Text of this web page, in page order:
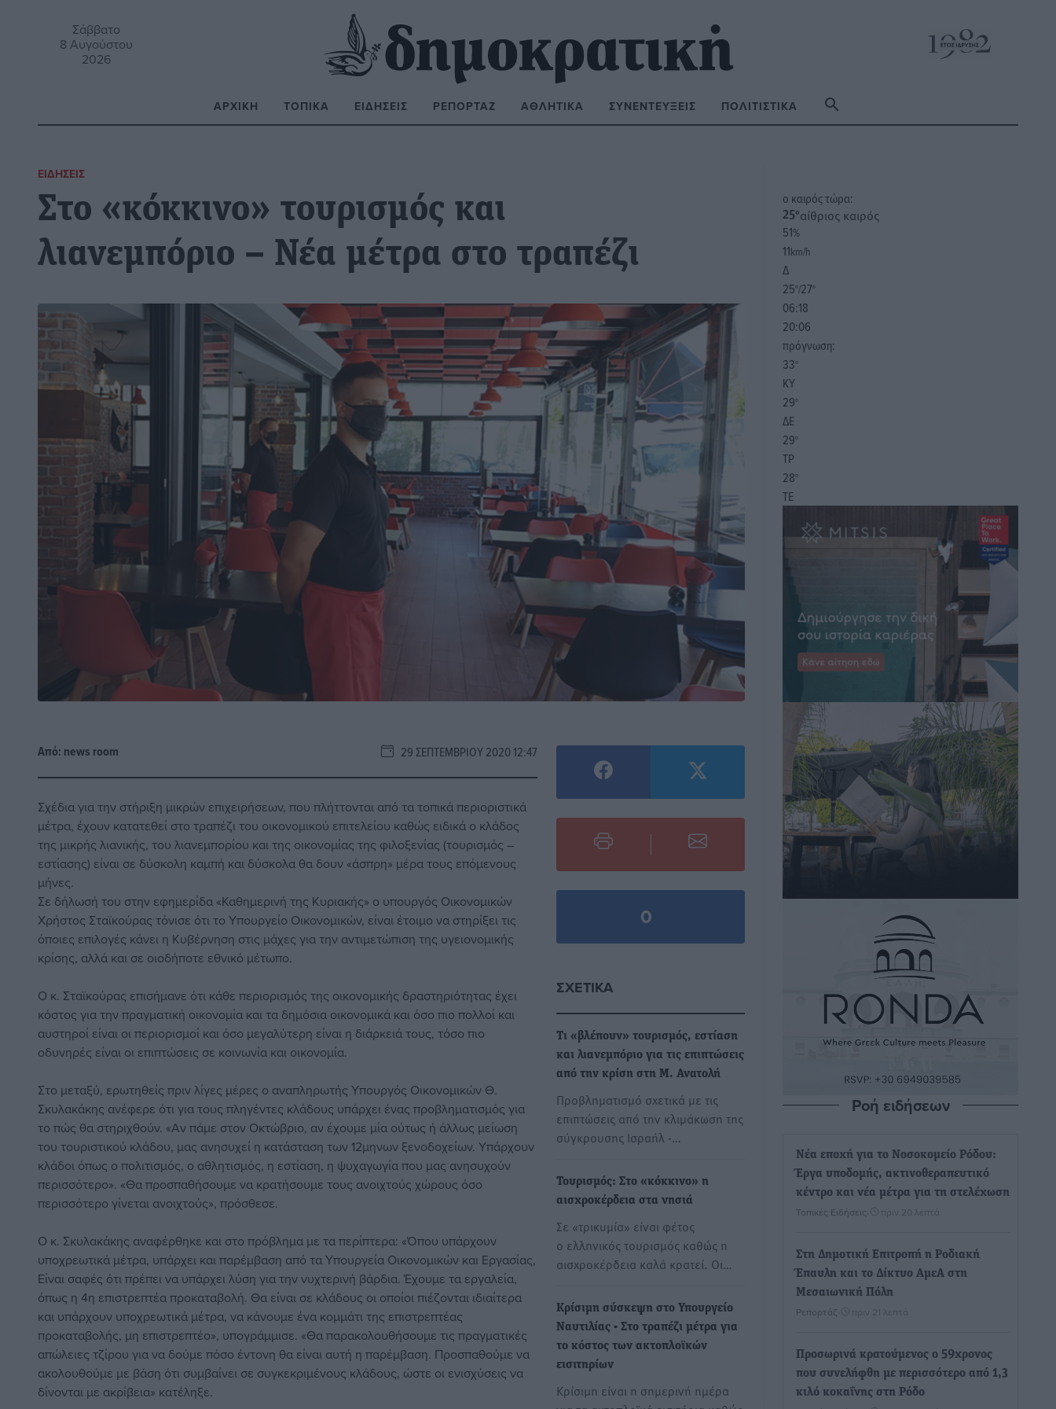
Σάββατο
8 Αυγούστου
2026
ΑΡΧΙΚΉ ΤΟΠΙΚΆ ΕΙΔΉΣΕΙΣ ΡΕΠΟΡΤΆΖ ΑΘΛΗΤΙΚΆ ΣΥΝΕΝΤΕΎΞΕΙΣ ΠΟΛΙΤΙΣΤΙΚΆ
ΕΙΔΉΣΕΙΣ
Στο «κόκκινο» τουρισμός και
λιανεμπόριο – Νέα μέτρα στο τραπέζι
Από: news room 29 ΣΕΠΤΕΜΒΡΊΟΥ 2020 12:47
Σχέδια για την στήριξη μικρών επιχειρήσεων, που πλήττονται από τα τοπικά περιοριστικά
μέτρα, έχουν κατατεθεί στο τραπέζι του οικονομικού επιτελείου καθώς ειδικά ο κλάδος
της μικρής λιανικής, του λιανεμπορίου και της οικονομίας της φιλοξενίας (τουρισμός –
εστίασης) είναι σε δύσκολη καμπή και δύσκολα θα δουν «άσπρη» μέρα τους επόμενους
μήνες.
Σε δήλωσή του στην εφημερίδα «Καθημερινή της Κυριακής» ο υπουργός Οικονομικών
Χρήστος Σταϊκούρας τόνισε ότι το Υπουργείο Οικονομικών, είναι έτοιμο να στηρίξει τις
όποιες επιλογές κάνει η Κυβέρνηση στις μάχες για την αντιμετώπιση της υγειονομικής
κρίσης, αλλά και σε οιοδήποτε εθνικό μέτωπο.
Ο κ. Σταϊκούρας επισήμανε ότι κάθε περιορισμός της οικονομικής δραστηριότητας έχει
κόστος για την πραγματική οικονομία και τα δημόσια οικονομικά και όσο πιο πολλοί και
αυστηροί είναι οι περιορισμοί και όσο μεγαλύτερη είναι η διάρκειά τους, τόσο πιο
οδυνηρές είναι οι επιπτώσεις σε κοινωνία και οικονομία.
Στο μεταξύ, ερωτηθείς πριν λίγες μέρες ο αναπληρωτής Υπουργός Οικονομικών Θ.
Σκυλακάκης ανέφερε ότι για τους πληγέντες κλάδους υπάρχει ένας προβληματισμός για
το πώς θα στηριχθούν. «Αν πάμε στον Οκτώβριο, αν έχουμε μία ούτως ή άλλως μείωση
του τουριστικού κλάδου, μας ανησυχεί η κατάσταση των 12μηνων ξενοδοχείων. Υπάρχουν
κλάδοι όπως ο πολιτισμός, ο αθλητισμός, η εστίαση, η ψυχαγωγία που μας ανησυχούν
περισσότερο». «Θα προσπαθήσουμε να κρατήσουμε τους ανοιχτούς χώρους όσο
περισσότερο γίνεται ανοιχτούς», πρόσθεσε.
O κ. Σκυλακάκης αναφέρθηκε και στο πρόβλημα με τα περίπτερα: «Όπου υπάρχουν
υποχρεωτικά μέτρα, υπάρχει και παρέμβαση από τα Υπουργεία Οικονομικών και Εργασίας,
Είναι σαφές ότι πρέπει να υπάρχει λύση για την νυχτερινή βάρδια. Έχουμε τα εργαλεία,
όπως η 4η επιστρεπτέα προκαταβολή. Θα είναι σε κλάδους οι οποίοι πιέζονται ιδιαίτερα
και υπάρχουν υποχρεωτικά μέτρα, να κάνουμε ένα κομμάτι της επιστρεπτέας
προκαταβολής, μη επιστρεπτέο», υπογράμμισε. «Θα παρακολουθήσουμε τις πραγματικές
απώλειες τζίρου για να δούμε πόσο έντονη θα είναι αυτή η παρέμβαση. Προσπαθούμε να
ακολουθούμε με βάση ότι συμβαίνει σε συγκεκριμένους κλάδους, ώστε οι ενισχύσεις να
δίνονται με ακρίβεια» κατέληξε.
0
ΣΧΕΤΙΚΆ
Τι «βλέπουν» τουρισμός, εστίαση
και λιανεμπόριο για τις επιπτώσεις
από την κρίση στη Μ. Ανατολή
Προβληματισμό σχετικά με τις
επιπτώσεις από την κλιμάκωση της
σύγκρουσης Ισραήλ -…
Τουρισμός: Στο «κόκκινο» η
αισχροκέρδεια στα νησιά
Σε «τρικυμία» είναι φέτος
ο ελληνικός τουρισμός καθώς η
αισχροκέρδεια καλά κρατεί. Οι…
Κρίσιμη σύσκεψη στο Υπουργείο
Ναυτιλίας - Στο τραπέζι μέτρα για
το κόστος των ακτοπλοϊκών
εισιτηρίων
Κρίσιμη είναι η σημερινή ημέρα
o καιρός τώρα:
25°αίθριος καιρός
51%
11km/h
Δ
25°/27°
06:18
20:06
πρόγνωση:
33°
ΚΥ
29°
ΔΕ
29°
ΤΡ
28°
ΤΕ
Ροή ειδήσεων
Νέα εποχή για το Νοσοκομείο Ρόδου:
Έργα υποδομής, ακτινοθεραπευτικό
κέντρο και νέα μέτρα για τη στελέχωση
Τοπικές Ειδήσεις πριν 20 λεπτά
Στη Δημοτική Επιτροπή η Ροδιακή
Έπαυλη και το Δίκτυο ΑμεΑ στη
Μεσαιωνική Πόλη
Ρεπορτάζ πριν 21 λεπτά
Προσωρινά κρατούμενος ο 59χρονος
που συνελήφθη με περισσότερο από 1,3
κιλό κοκαΐνης στη Ρόδο